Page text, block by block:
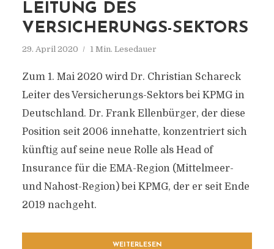
LEITUNG DES
VERSICHERUNGS-SEKTORS
29. April 2020 1 Min. Lesedauer
Zum 1. Mai 2020 wird Dr. Christian Schareck
Leiter des Versicherungs-Sektors bei KPMG in
Deutschland. Dr. Frank Ellenbürger, der diese
Position seit 2006 innehatte, konzentriert sich
künftig auf seine neue Rolle als Head of
Insurance für die EMA-Region (Mittelmeer-
und Nahost-Region) bei KPMG, der er seit Ende
2019 nachgeht.
WEITERLESEN